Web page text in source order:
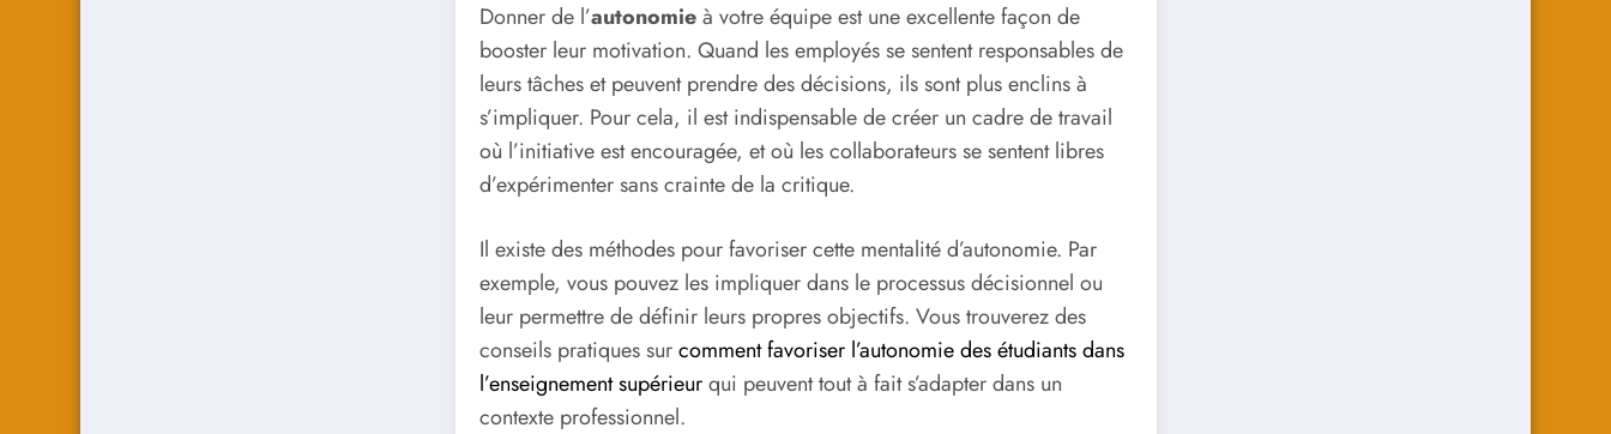
Donner de l’autonomieà votre équipe est une excellente façon de
booster leur motivation. Quand les employés se sentent responsables de
leurs tâches et peuvent prendre des décisions, ils sont plus enclins à
s’impliquer. Pour cela, il est indispensable de créer un cadre de travail
où l’initiative est encouragée, et où les collaborateurs se sentent libres
d’expérimenter sans crainte de la critique.
Il existe des méthodes pour favoriser cette mentalité d’autonomie. Par
exemple, vous pouvez les impliquer dans le processus décisionnel ou
leur permettre de définir leurs propres objectifs. Vous trouverez des
conseils pratiques surcomment favoriser l’autonomie des étudiants dans
l’enseignement supérieurqui peuvent tout à fait s’adapter dans un
contexte professionnel.